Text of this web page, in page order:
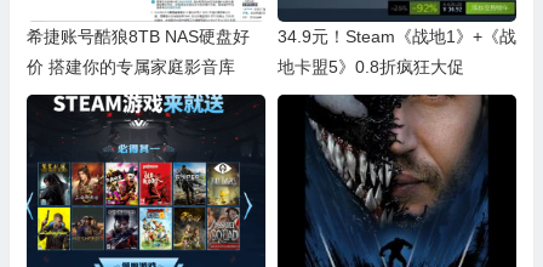
希捷账号酷狼8TB NAS硬盘好
价 搭建你的专属家庭影音库
34.9元！Steam《战地1》+《战
地卡盟5》0.8折疯狂大促